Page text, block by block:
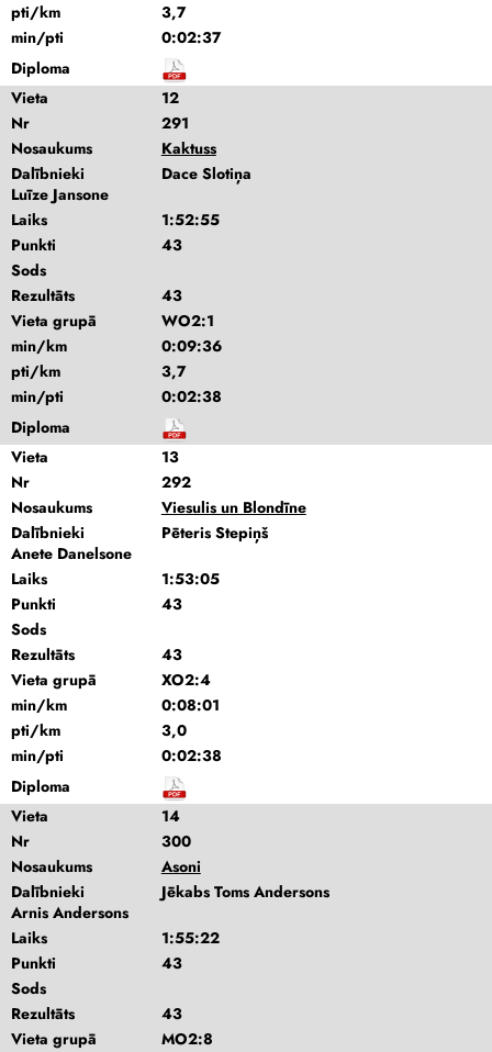
pti/km
3,7
min/pti
0:02:37
Diploma
Vieta
12
Nr
291
Nosaukums
Kaktuss
Dalībnieki
Dace Slotiņa
Luīze Jansone
Laiks
1:52:55
Punkti
43
Sods
Rezultāts
43
Vieta grupā
WO2:1
min/km
0:09:36
pti/km
3,7
min/pti
0:02:38
Diploma
Vieta
13
Nr
292
Nosaukums
Viesulis un Blondīne
Dalībnieki
Pēteris Stepiņš
Anete Danelsone
Laiks
1:53:05
Punkti
43
Sods
Rezultāts
43
Vieta grupā
XO2:4
min/km
0:08:01
pti/km
3,0
min/pti
0:02:38
Diploma
Vieta
14
Nr
300
Nosaukums
Asoni
Dalībnieki
Jēkabs Toms Andersons
Arnis Andersons
Laiks
1:55:22
Punkti
43
Sods
Rezultāts
43
Vieta grupā
MO2:8